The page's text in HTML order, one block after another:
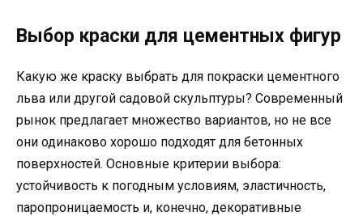
Выбор краски для цементных фигур
Какую же краску выбрать для покраски цементного
льва или другой садовой скульптуры? Современный
рынок предлагает множество вариантов, но не все
они одинаково хорошо подходят для бетонных
поверхностей. Основные критерии выбора:
устойчивость к погодным условиям, эластичность,
паропроницаемость и, конечно, декоративные